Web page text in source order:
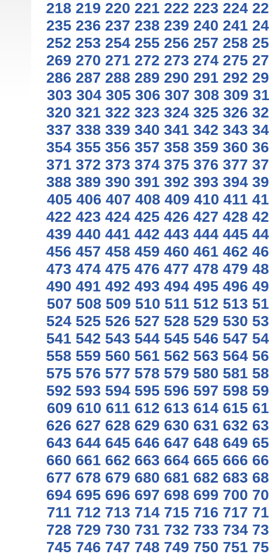
218 219 220 221 222 223 224
235 236 237 238 239 240 241
252 253 254 255 256 257 258
269 270 271 272 273 274 275
286 287 288 289 290 291 292
303 304 305 306 307 308 309
320 321 322 323 324 325 326
337 338 339 340 341 342 343
354 355 356 357 358 359 360
371 372 373 374 375 376 377
388 389 390 391 392 393 394
405 406 407 408 409 410 411
422 423 424 425 426 427 428
439 440 441 442 443 444 445
456 457 458 459 460 461 462
473 474 475 476 477 478 479
490 491 492 493 494 495 496
507 508 509 510 511 512 513
524 525 526 527 528 529 530
541 542 543 544 545 546 547
558 559 560 561 562 563 564
575 576 577 578 579 580 581
592 593 594 595 596 597 598
609 610 611 612 613 614 615
626 627 628 629 630 631 632
643 644 645 646 647 648 649
660 661 662 663 664 665 666
677 678 679 680 681 682 683
694 695 696 697 698 699 700
711 712 713 714 715 716 717
728 729 730 731 732 733 734
745 746 747 748 749 750 751